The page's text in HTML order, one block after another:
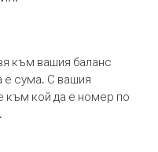
към вашия баланс
е сума. С вашия
към кой да е номер по